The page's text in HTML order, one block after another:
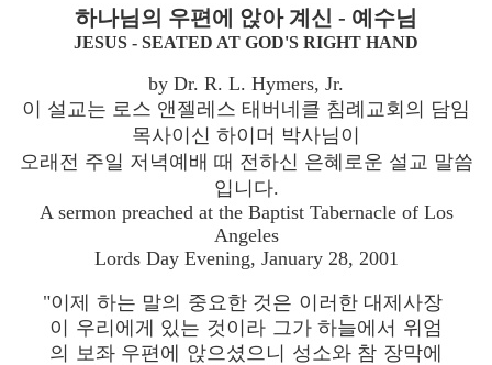
하나님의 우편에 앉아 계신 - 예수님
JESUS - SEATED AT GOD'S RIGHT HAND
by Dr. R. L. Hymers, Jr.
이 설교는 로스 앤젤레스 태버네클 침례교회의 담임
목사이신 하이머 박사님이
오래전 주일 저녁예배 때 전하신 은혜로운 설교 말씀
입니다.
A sermon preached at the Baptist Tabernacle of Los
Angeles
Lords Day Evening, January 28, 2001
"이제 하는 말의 중요한 것은 이러한 대제사장
이 우리에게 있는 것이라 그가 하늘에서 위엄
의 보좌 우편에 앉으셨으니 성소와 참 장막에